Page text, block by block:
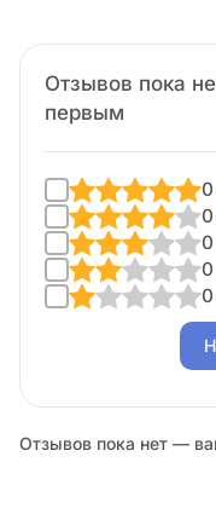
Отзывов пока
первым
0
0
0
0
0
Отзывов пока нет —